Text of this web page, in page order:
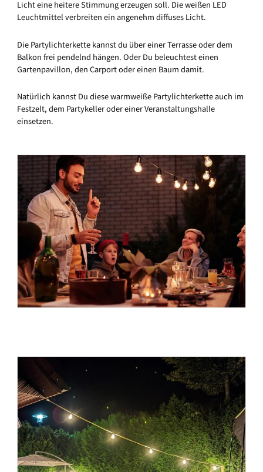
Licht eine heitere Stimmung erzeugen soll. Die weißen LED
Leuchtmittel verbreiten ein angenehm diffuses Licht.
Die Partylichterkette kannst du über einer Terrasse oder dem
Balkon frei pendelnd hängen. Oder Du beleuchtest einen
Gartenpavillon, den Carport oder einen Baum damit.
Natürlich kannst Du diese warmweiße Partylichterkette auch im
Festzelt, dem Partykeller oder einer Veranstaltungshalle
einsetzen.